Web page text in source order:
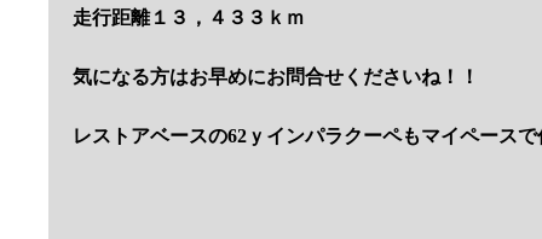
走行距離１３，４３３ｋｍ
気になる方はお早めにお問合せくださいね！！
レストアベースの62ｙインパラクーペもマイペース